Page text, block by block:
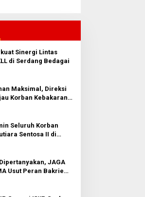
Sinergi Lintas
di Serdang Bedagai
Maksimal, Direksi
Korban Kebakaran
II
Seluruh Korban
Sentosa II di
JAGA
Usut Peran Bakrie